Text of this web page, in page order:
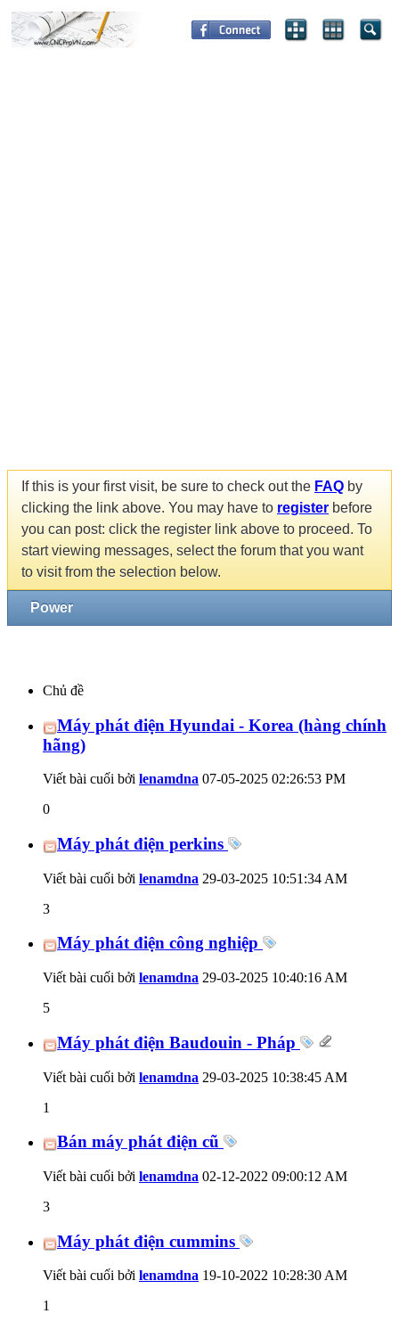
If this is your first visit, be sure to check out the FAQ by
clicking the link above. You may have to register before
you can post: click the register link above to proceed. To
start viewing messages, select the forum that you want
to visit from the selection below.
Power
Chủ đề
Máy phát điện Hyundai - Korea (hàng chính
hãng)
Viết bài cuối bởi lenamdna 07-05-2025 02:26:53 PM
0
Máy phát điện perkins
Viết bài cuối bởi lenamdna 29-03-2025 10:51:34 AM
3
Máy phát điện công nghiệp
Viết bài cuối bởi lenamdna 29-03-2025 10:40:16 AM
5
Máy phát điện Baudouin - Pháp
Viết bài cuối bởi lenamdna 29-03-2025 10:38:45 AM
1
Bán máy phát điện cũ
Viết bài cuối bởi lenamdna 02-12-2022 09:00:12 AM
3
Máy phát điện cummins
Viết bài cuối bởi lenamdna 19-10-2022 10:28:30 AM
1